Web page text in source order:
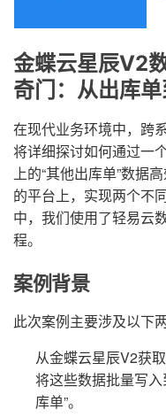
金蝶云星辰V2
奇门：从出库
在现代业务环境中，跨
将详细探讨如何通过一
上的“其他出库单”数据
的平台上，实现两个不
中，我们使用了轻易云
程。
案例背景
此次案例主要涉及以下
从金蝶云星辰V2获取
将这些数据批量写入
库单”。